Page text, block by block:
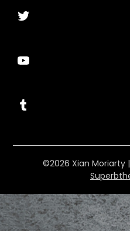
Twitter
YouTube
Tumblr
©2026 Xian Moriarty